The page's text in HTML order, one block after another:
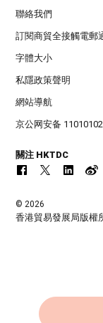
聯絡我們
訂閱商貿全接觸電郵
字體大小
私隱政策聲明
網站導航
京公网安备
關注 HKTDC
© 2026
香港貿易發展局版權